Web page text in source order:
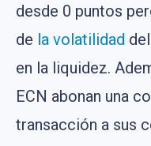
desde 0 puntos
de la volatilidad
en la liquidez.
ECN abonan una
transacción a sus